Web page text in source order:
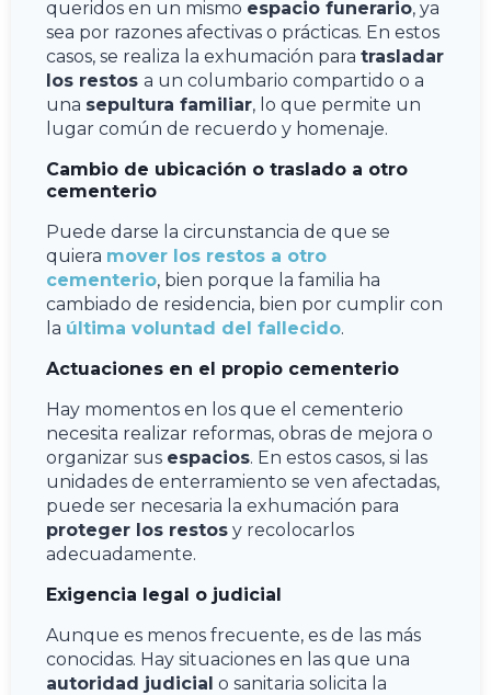
queridos en un mismo espacio funerario, ya
sea por razones afectivas o prácticas. En estos
casos, se realiza la exhumación para trasladar
los restos a un columbario compartido o a
una sepultura familiar, lo que permite un
lugar común de recuerdo y homenaje.
Cambio de ubicación o traslado a otro
cementerio
Puede darse la circunstancia de que se
quiera mover los restos a otro
cementerio, bien porque la familia ha
cambiado de residencia, bien por cumplir con
la última voluntad del fallecido.
Actuaciones en el propio cementerio
Hay momentos en los que el cementerio
necesita realizar reformas, obras de mejora o
organizar sus espacios. En estos casos, si las
unidades de enterramiento se ven afectadas,
puede ser necesaria la exhumación para
proteger los restos y recolocarlos
adecuadamente.
Exigencia legal o judicial
Aunque es menos frecuente, es de las más
conocidas. Hay situaciones en las que una
autoridad judicial o sanitaria solicita la